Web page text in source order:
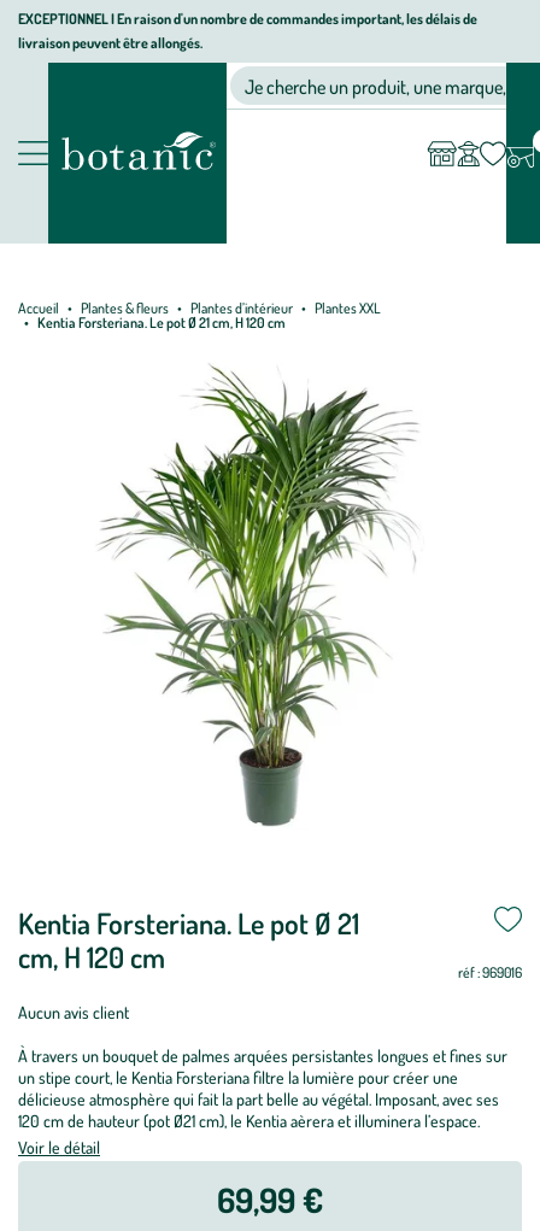
Aller
Aller
au
Aller
au
page
EXCEPTIONNEL I En raison d'un nombre de commandes important, les délais de
livraison peuvent être allongés.
Nos produits
Jardinerie écologique, animalerie, décoration, alimentation bio
Je cherche un produit, une marque, un
compte
Accueil Plantes & fleurs Plantes d’intérieur
Plantes XXL
Kentia Forsteriana. Le pot Ø 21 cm, H 120 cm
Kentia Forsteriana. Le pot Ø 21
cm, H 120 cm
réf : 969016
Aucun avis client
À travers un bouquet de palmes arquées persistantes longues et fines sur
un stipe court, le Kentia Forsteriana filtre la lumière pour créer une
délicieuse atmosphère qui fait la part belle au végétal. Imposant, avec ses
120 cm de hauteur (pot Ø21 cm), le Kentia aèrera et illuminera l’espace.
Voir le détail
69,99 €